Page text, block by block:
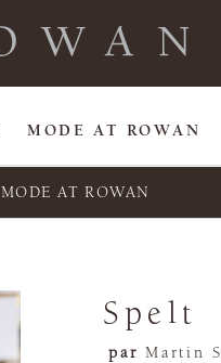
MODE AT ROWAN
MODE AT ROWAN
Spelt
par Martin